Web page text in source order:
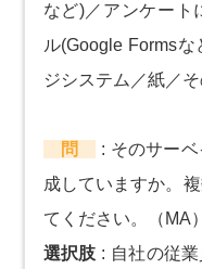
など)／アンケート
ル(Google Forms
ジシステム／紙／
問 : そのサー
成していますか。
てください。（MA）
選択肢 : 自社の従